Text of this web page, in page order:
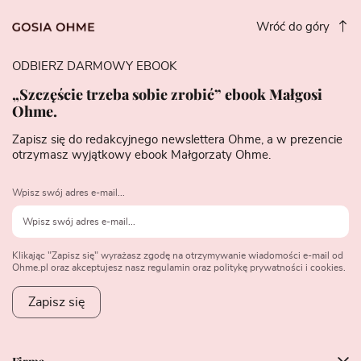
Wróć do góry
ODBIERZ DARMOWY EBOOK
„Szczęście trzeba sobie zrobić” ebook Małgosi
Ohme.
Zapisz się do redakcyjnego newslettera Ohme, a w prezencie
otrzymasz wyjątkowy ebook Małgorzaty Ohme.
Wpisz swój adres e-mail...
Klikając "Zapisz się" wyrażasz zgodę na otrzymywanie wiadomości e-mail od
Ohme.pl oraz akceptujesz nasz regulamin oraz politykę prywatności i cookies.
Zapisz się